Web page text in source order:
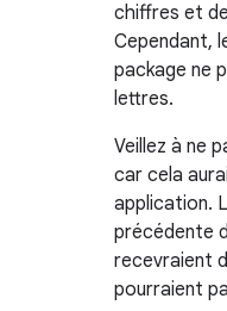
chiffres et
Cependant,
package ne
lettres.
Veillez à ne
car cela
application.
précédente
recevraient
pourraient